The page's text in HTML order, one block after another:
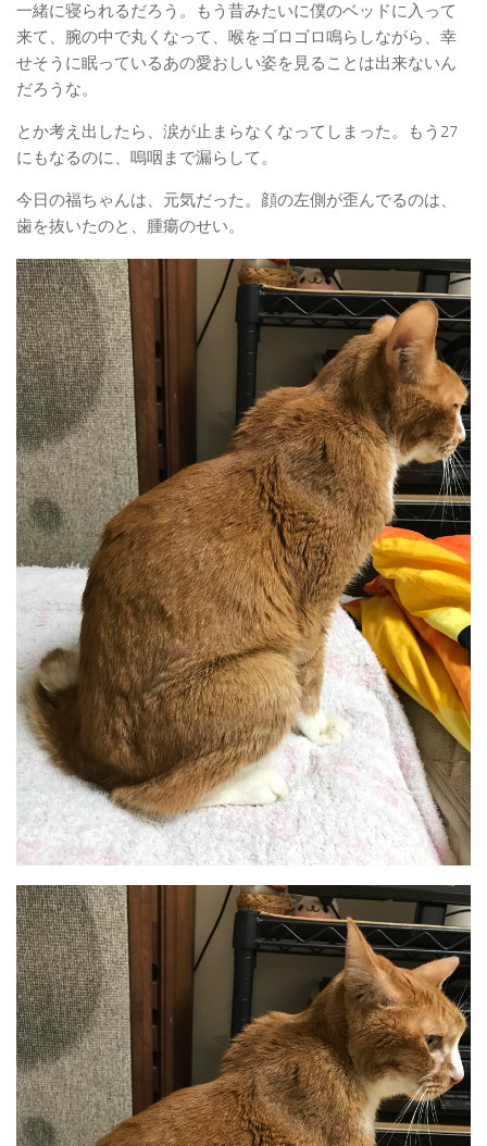
一緒に寝られるだろう。もう昔みたいに僕のベッドに入って
来て、腕の中で丸くなって、喉をゴロゴロ鳴らしながら、幸
せそうに眠っているあの愛おしい姿を見ることは出来ないん
だろうな。
とか考え出したら、涙が止まらなくなってしまった。もう27
にもなるのに、嗚咽まで漏らして。
今日の福ちゃんは、元気だった。顔の左側が歪んでるのは、
歯を抜いたのと、腫瘍のせい。